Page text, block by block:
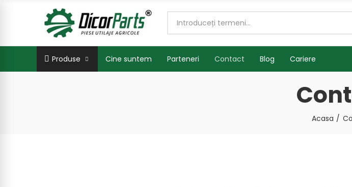
Produse Cine suntem Parteneri Contact Blog Cariere
Acasa